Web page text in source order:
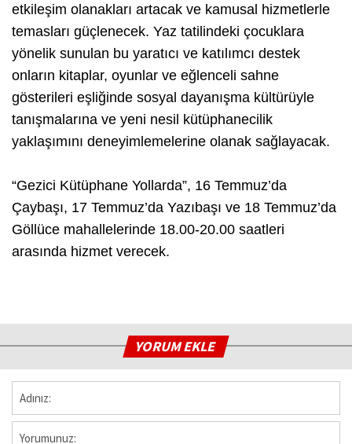
etkileşim olanakları artacak ve kamusal hizmetlerle
temasları güçlenecek. Yaz tatilindeki çocuklara
yönelik sunulan bu yaratıcı ve katılımcı destek
onların kitaplar, oyunlar ve eğlenceli sahne
gösterileri eşliğinde sosyal dayanışma kültürüyle
tanışmalarına ve yeni nesil kütüphanecilik
yaklaşımını deneyimlemelerine olanak sağlayacak.
“Gezici Kütüphane Yollarda”, 16 Temmuz’da
Çaybaşı, 17 Temmuz’da Yazıbaşı ve 18 Temmuz’da
Göllüce mahallelerinde 18.00-20.00 saatleri
arasında hizmet verecek.
YORUM EKLE